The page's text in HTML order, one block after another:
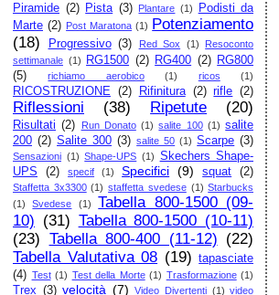
Piramide (2) Pista (3) Plantare (1)
Podisti da
Marte (2) Post Maratona (1) Potenziamento
(18)
Progressivo (3) Red Sox (1)
Resoconto
settimanale (1) RG1500 (2) RG400 (2) RG800
(5)
richiamo aerobico (1) ricos (1)
RICOSTRUZIONE (2) Rifinitura (2) rifle (2)
Riflessioni (38) Ripetute (20)
Risultati (2) Run Donato (1) salite 100 (1) salite
200 (2) Salite 300 (3) salite 50 (1) Scarpe (3)
Sensazioni (1) Shape-UPS (1) Skechers Shape-
UPS
(2) specif (1) Specifici (9) squat (2)
Staffetta 3x3300 (1) staffetta svedese (1) Starbucks
(1)
Svedese (1)
Tabella 800-1500 (09-
10) (31) Tabella 800-1500 (10-11)
(23) Tabella 800-400 (11-12) (22)
Tabella Valutativa 08 (19) tapasciate
(4) Test (1) Test della Morte (1) Trasformazione (1)
Trex (3) velocità (7) Video Divertenti (1) video